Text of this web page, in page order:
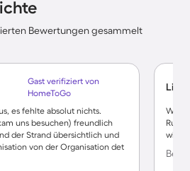
Bewertungen gesammelt
Gast verifiziert von
HomeToGo
es fehlte absolut nichts.
uns besuchen) freundlich
der Strand übersichtlich und
von der Organisation det